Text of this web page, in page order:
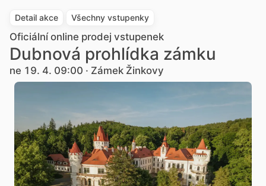
Detail akce Všechny vstupenky
Oficiální online prodej vstupenek
Dubnová prohlídka zámku
ne 19. 4. 09:00 · Zámek Žinkovy